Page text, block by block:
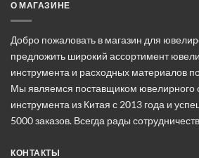
товара.
О МАГАЗИНЕ
Добро пожаловать в магазин для
предложить широкий ассортимент
инструмента и расходных материалов
Мы являемся поставщиком ювелирного
инструмента из Китая с 2013 года и
5000 заказов. Всегда рады
КОНТАКТЫ